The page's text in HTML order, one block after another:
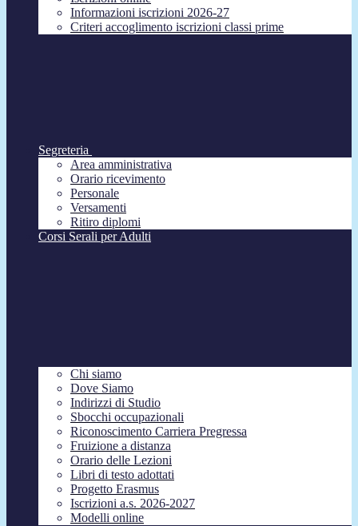
Informazioni iscrizioni 2026-27
Criteri accoglimento iscrizioni classi prime
Segreteria
Area amministrativa
Orario ricevimento
Personale
Versamenti
Ritiro diplomi
Corsi Serali per Adulti
Chi siamo
Dove Siamo
Indirizzi di Studio
Sbocchi occupazionali
Riconoscimento Carriera Pregressa
Fruizione a distanza
Orario delle Lezioni
Libri di testo adottati
Progetto Erasmus
Iscrizioni a.s. 2026-2027
Modelli online